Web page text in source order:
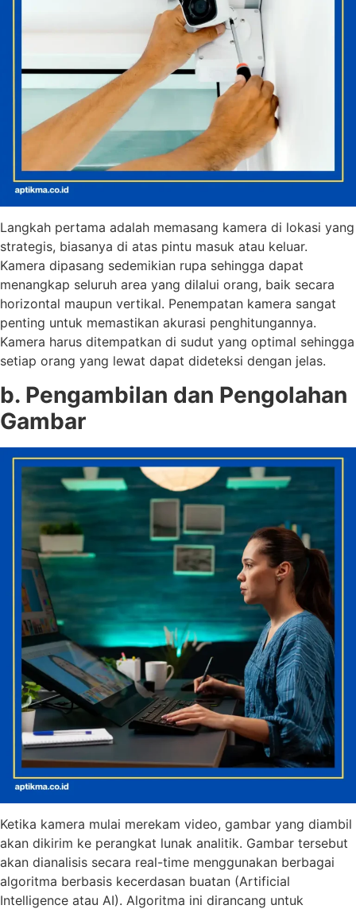
Langkah pertama adalah memasang kamera di lokasi yang
strategis, biasanya di atas pintu masuk atau keluar.
Kamera dipasang sedemikian rupa sehingga dapat
menangkap seluruh area yang dilalui orang, baik secara
horizontal maupun vertikal. Penempatan kamera sangat
penting untuk memastikan akurasi penghitungannya.
Kamera harus ditempatkan di sudut yang optimal sehingga
setiap orang yang lewat dapat dideteksi dengan jelas.
b. Pengambilan dan Pengolahan
Gambar
Ketika kamera mulai merekam video, gambar yang diambil
akan dikirim ke perangkat lunak analitik. Gambar tersebut
akan dianalisis secara real-time menggunakan berbagai
algoritma berbasis kecerdasan buatan (Artificial
Intelligence atau AI). Algoritma ini dirancang untuk